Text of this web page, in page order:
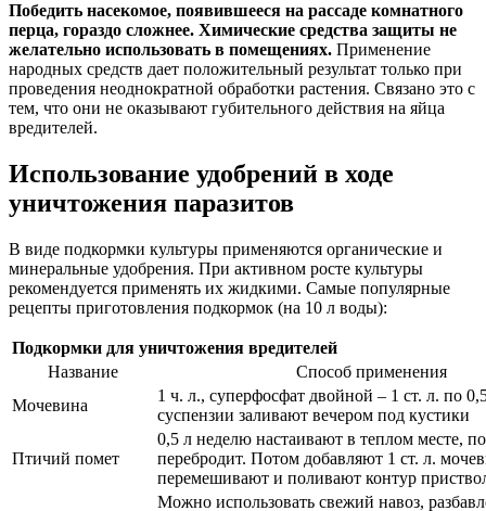
Победить насекомое, появившееся на рассаде комнатного
перца, гораздо сложнее. Химические средства защиты не
желательно использовать в помещениях. Применение
народных средств дает положительный результат только при
проведения неоднократной обработки растения. Связано это с
тем, что они не оказывают губительного действия на яйца
вредителей.
Использование удобрений в ходе
уничтожения паразитов
В виде подкормки культуры применяются органические и
минеральные удобрения. При активном росте культуры
рекомендуется применять их жидкими. Самые популярные
рецепты приготовления подкормок (на 10 л воды):
Подкормки для уничтожения вредителей
Название
Способ применения
Мочевина
1 ч. л., суперфосфат двойной – 1 ст. л. по
суспензии заливают вечером под кустики
Птичий помет
0,5 л неделю настаивают в теплом месте,
перебродит. Потом добавляют 1 ст. л.
перемешивают и поливают контур
Можно использовать свежий навоз,